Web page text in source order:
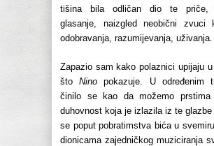
tišina bila odličan dio te priče,
glasanje, naizgled neobični zvuci
odobravanja, razumijevanja, uživanja.
Zapazio sam kako polaznici upijaju
štoNino pokazuje. U određenim
činilo se kao da možemo prstima
duhovnost koja je izlazila iz te
se poput pobratimstva bića u
dionicama zajedničkog muziciranja